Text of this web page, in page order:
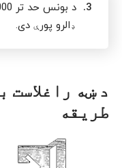
3.
د
ډالرو پورې دی.
د ښه راغلاست
طریقه